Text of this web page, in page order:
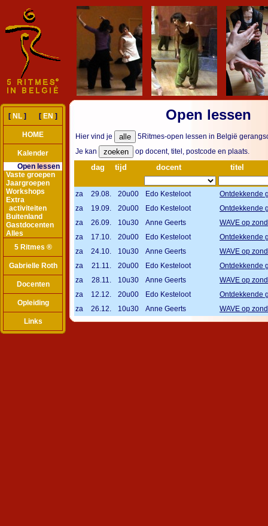
[ NL ] [ EN ]
HOME
Kalender
Open lessen
Vaste groepen
Jaargroepen
Workshops
Extra
activiteiten
Buitenland
Gastdocenten
Alles
5 Ritmes ®
Gabrielle Roth
Docenten
Opleiding
Links
Open lessen
Hier vind je
5Ritmes-open lessen in België
Je kan
op docent, titel, postcode en plaats.
dag tijd docent titel
za 29.08. 20u00 Edo Kesteloot
Ontdekkende
za
19.09. 20u00 Edo Kesteloot
Ontdekkende
za
26.09. 10u30 Anne Geerts
WAVE op
za
17.10. 20u00 Edo Kesteloot
Ontdekkende
za
24.10. 10u30 Anne Geerts
WAVE op
za
21.11. 20u00 Edo Kesteloot
Ontdekkende
za
28.11. 10u30 Anne Geerts
WAVE op
za
12.12. 20u00 Edo Kesteloot
Ontdekkende
za
26.12. 10u30 Anne Geerts WAVE op